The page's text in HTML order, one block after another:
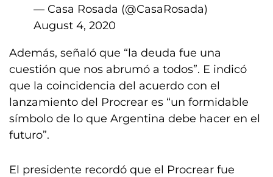
— Casa Rosada (@CasaRosada)
August 4, 2020
Además, señaló que “la deuda fue una
cuestión que nos abrumó a todos”. E indicó
que la coincidencia del acuerdo con el
lanzamiento del Procrear es “un formidable
símbolo de lo que Argentina debe hacer en el
futuro”.
El presidente recordó que el Procrear fue